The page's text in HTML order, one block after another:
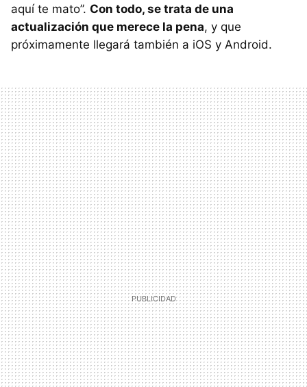
aquí te mato”. Con todo, se trata de una
actualización que merece la pena, y que
próximamente llegará también a iOS y Android.